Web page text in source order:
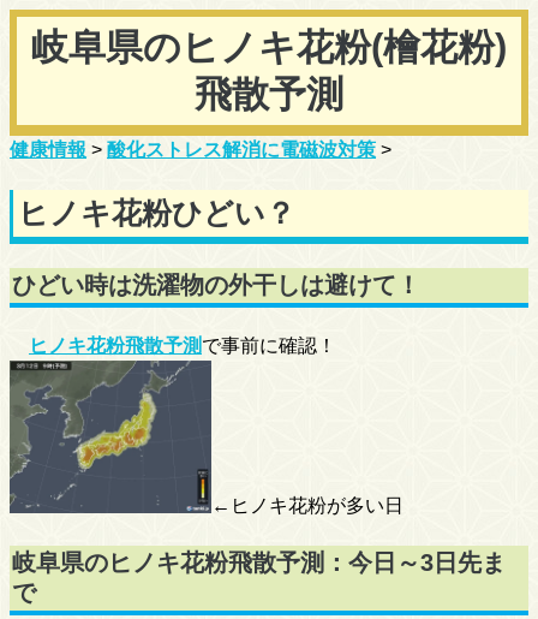
岐阜県のヒノキ花粉(檜花粉)
飛散予測
健康情報 > 酸化ストレス解消に電磁波対策 >
ヒノキ花粉ひどい？
ひどい時は洗濯物の外干しは避けて！
ヒノキ花粉飛散予測 で事前に確認！
←ヒノキ花粉が多い日
岐阜県のヒノキ花粉飛散予測：今日～3日先ま
で